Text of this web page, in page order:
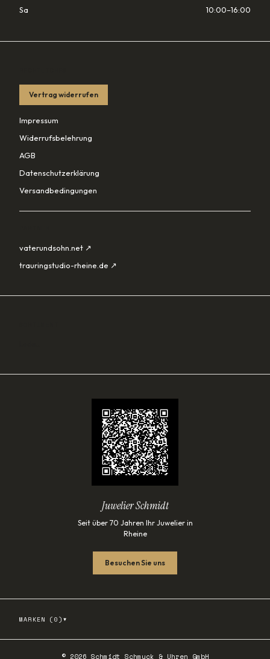
Sa
10:00–16:00
Vertrag widerrufen
Impressum
Widerrufsbelehrung
AGB
Datenschutzerklärung
Versandbedingungen
vaterundsohn.net ↗
trauringstudio-rheine.de ↗
Juwelier Schmidt
Seit über 70 Jahren Ihr Juwelier in
Rheine
Besuchen Sie uns
MARKEN ( 0 ) ▾
© 2026 Schmidt Schmuck & Uhren GmbH